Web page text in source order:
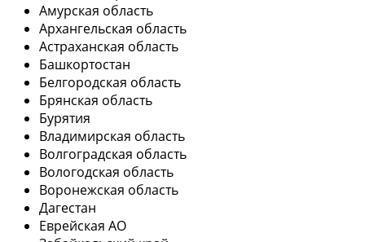
Амурская область
Архангельская область
Астраханская область
Башкортостан
Белгородская область
Брянская область
Бурятия
Владимирская область
Волгоградская область
Вологодская область
Воронежская область
Дагестан
Еврейская АО